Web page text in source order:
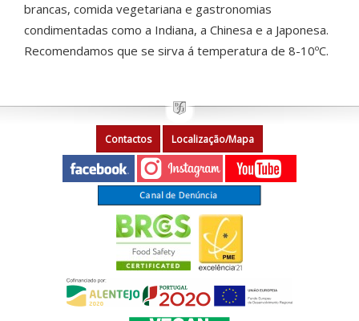
brancas, comida vegetariana e gastronomias
condimentadas como a Indiana, a Chinesa e a Japonesa.
Recomendamos que se sirva á temperatura de 8-10ºC.
Contactos Localização/Mapa